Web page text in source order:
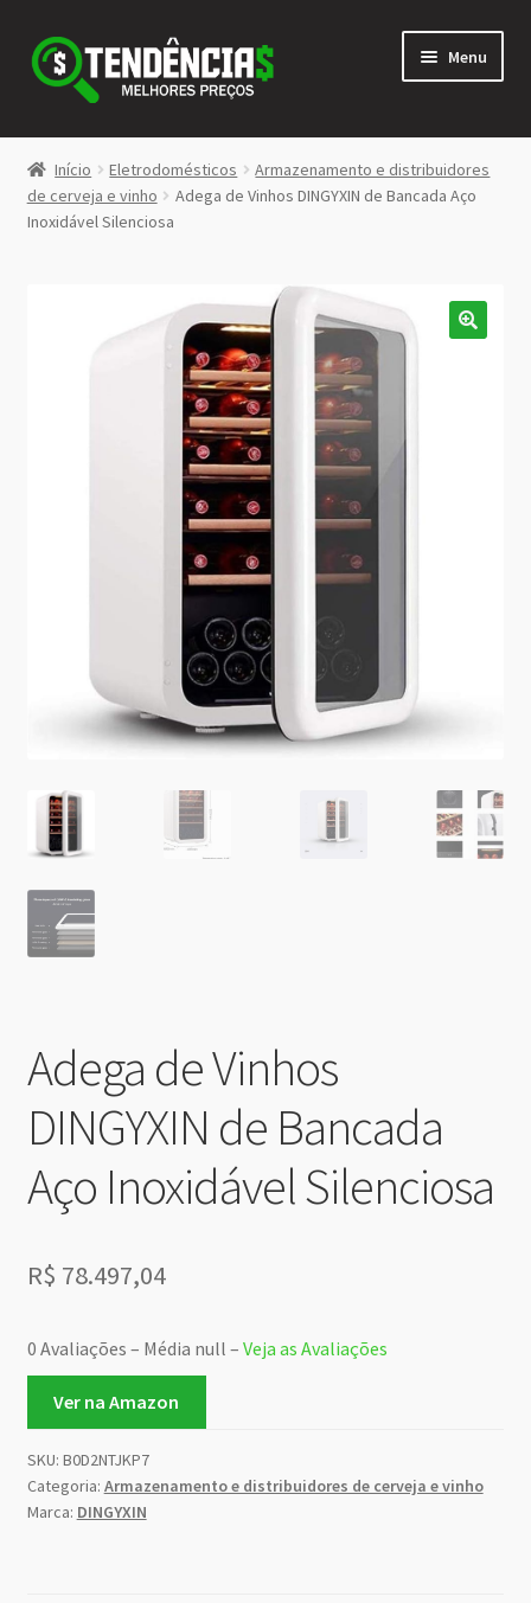
Pular
para
navegação
Pular
para
conteúdo
Menu
LOJA
<>
Início Eletrodomésticos
Armazenamento e distribuidores
de cerveja e vinho
Adega de Vinhos DINGYXIN de Bancada Aço
Inoxidável Silenciosa
Adega de Vinhos
DINGYXIN de Bancada
Aço Inoxidável Silenciosa
R$ 78.497,04
0 Avaliações – Média null – Veja as Avaliações
Ver na Amazon
SKU: B0D2NTJKP7
Categoria: Armazenamento e distribuidores de cerveja e vinho
Marca: DINGYXIN